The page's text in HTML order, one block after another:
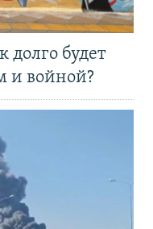
долго будет
и войной?